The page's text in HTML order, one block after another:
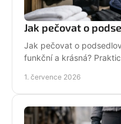
Jak pečovat o
Jak pečovat o
funkční a krásná?
1. července 2026